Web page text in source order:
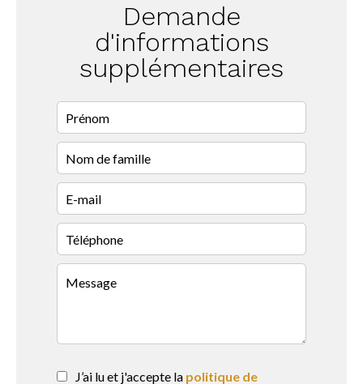
Demande
d'informations
supplémentaires
J’ai lu et j'accepte la politique de